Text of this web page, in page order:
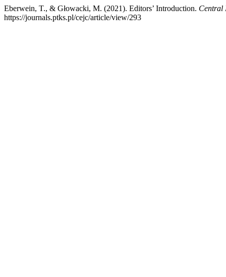
Eberwein, T., & Głowacki, M. (2021). Editors’ Introduction. Central
https://journals.ptks.pl/cejc/article/view/293